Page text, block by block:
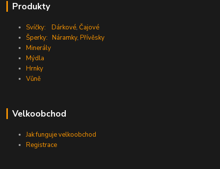
Produkty
Svíčky: Dárkové,Čajové
Šperky: Náramky,Přívěsky
Minerály
Mýdla
Hrnky
Vůně
Velkoobchod
Jak funguje velkoobchod
Registrace